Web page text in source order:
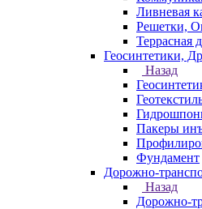
Ливневая
Решетки,
Террасная
Геосинтетики,
Назад
Пакеры
Фундамент
Дорожно-
Назад
Дорожно-